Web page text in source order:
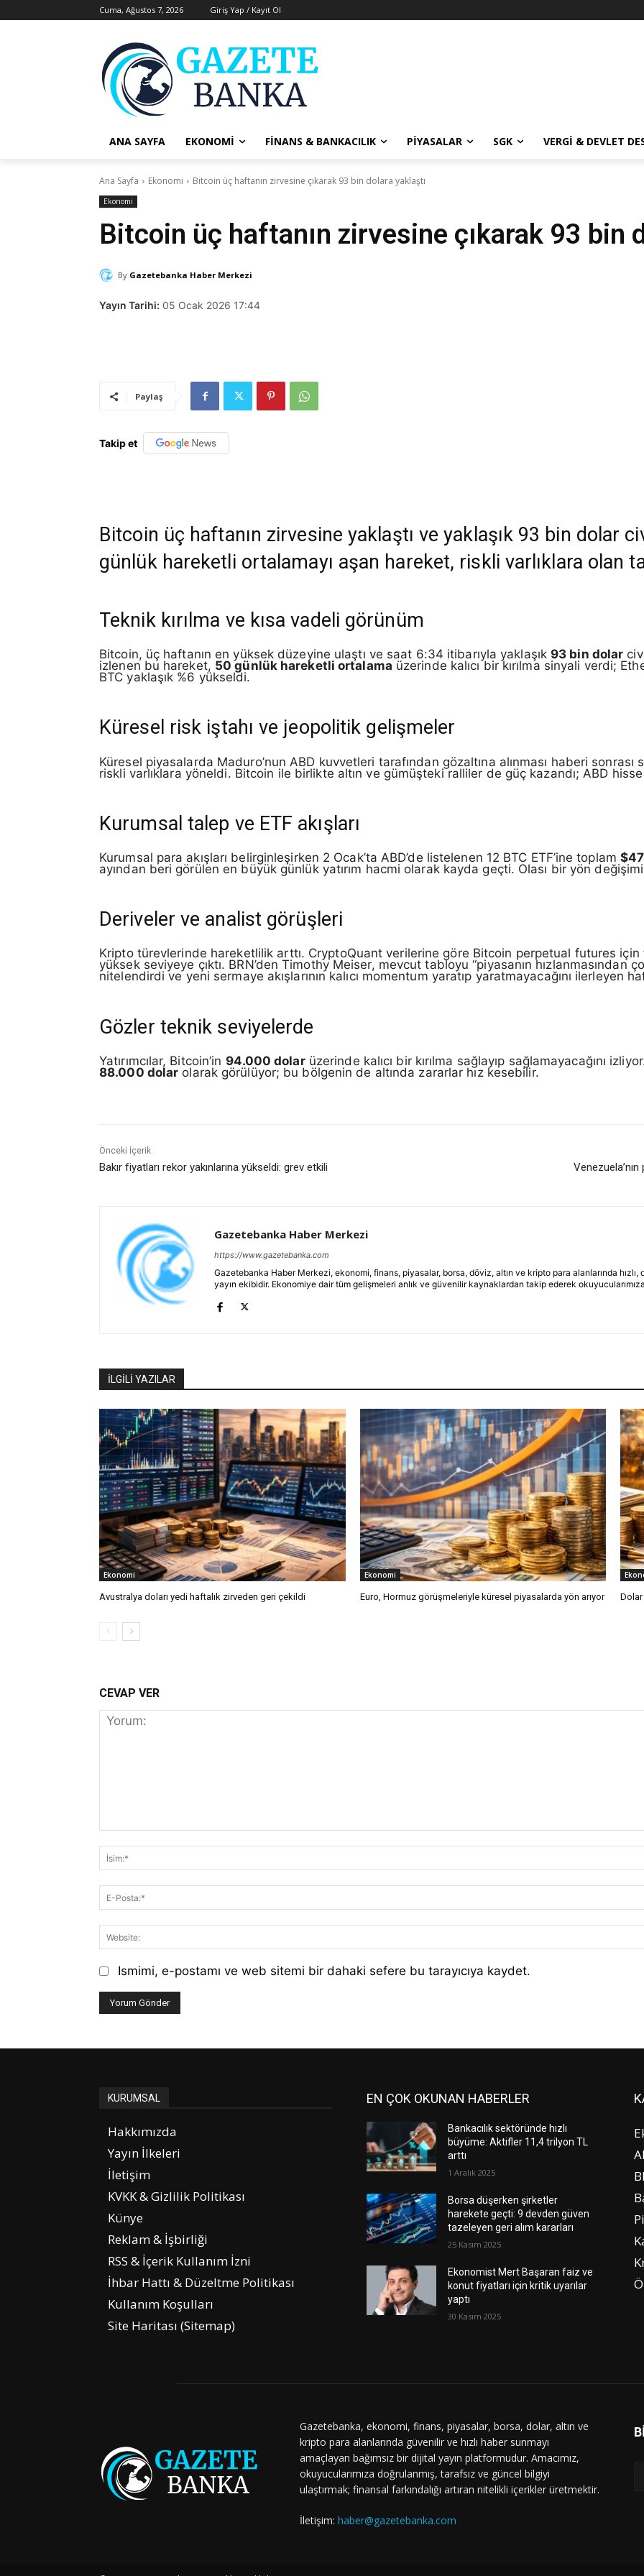
Cuma, Ağustos 7, 2026 Giriş Yap / Kayıt Ol
ANA SAYFA EKONOMI FINANS & BANKACILIK PIYASALAR SGK VERGI & DEVLET
Ana Sayfa Ekonomi Bitcoin üç haftanın zirvesine çıkarak 93 bin dolara yaklaştı
Ekonomi
Bitcoin üç haftanın zirvesine çıkarak 93 bin
By Gazetebanka Haber Merkezi
Yayın Tarihi: 05 Ocak 2026 17:44
Paylaş
Takip et
Bitcoin üç haftanın zirvesine yaklaştı ve yaklaşık 93 bin dolar
günlük hareketli ortalamayı aşan hareket, riskli varlıklara olan
Teknik kırılma ve kısa vadeli görünüm
Bitcoin, üç haftanın en yüksek düzeyine ulaştı ve saat 6:34 itibarıyla yaklaşık 93 bin dolar
izlenen bu hareket, 50 günlük hareketli ortalama üzerinde kalıcı bir kırılma sinyali verdi;
BTC yaklaşık %6 yükseldi.
Küresel risk iştahı ve jeopolitik gelişmeler
Küresel piyasalarda Maduro’nun ABD kuvvetleri tarafından gözaltına alınması haberi sonrası
riskli varlıklara yöneldi. Bitcoin ile birlikte altın ve gümüşteki ralliler de güç kazandı; ABD
Kurumsal talep ve ETF akışları
Kurumsal para akışları belirginleşirken 2 Ocak’ta ABD’de listelenen 12 BTC ETF’ine toplam
ayından beri görülen en büyük günlük yatırım hacmi olarak kayda geçti. Olası bir yön
Deriveler ve analist görüşleri
Kripto türevlerinde hareketlilik arttı. CryptoQuant verilerine göre Bitcoin perpetual futures için
yüksek seviyeye çıktı. BRN’den Timothy Meiser, mevcut tabloyu “piyasanın hızlanmasından
nitelendirdi ve yeni sermaye akışlarının kalıcı momentum yaratıp yaratmayacağını ilerleyen
Gözler teknik seviyelerde
Yatırımcılar, Bitcoin’in 94.000 dolarüzerinde kalıcı bir kırılma sağlayıp sağlamayacağını
88.000 dolar olarak görülüyor; bu bölgenin de altında zararlar hız kesebilir.
Önceki İçerik
Bakır fiyatları rekor yakınlarına yükseldi: grev etkili
Gazetebanka Haber Merkezi
https://www.gazetebanka.com
Gazetebanka Haber Merkezi, ekonomi, finans, piyasalar, borsa, döviz, altın ve kripto para alanlarında hızlı,
yayın ekibidir. Ekonomiye dair tüm gelişmeleri anlık ve güvenilir kaynaklardan takip ederek
İLGİLİ YAZILAR
Ekonomi
Avustralya doları yedi haftalık zirveden geri çekildi
Ekonomi
Euro, Hormuz görüşmeleriyle küresel piyasalarda yön arıyor
CEVAP VER
Ismimi, e-postamı ve web sitemi bir dahaki sefere bu tarayıcıya kaydet.
KURUMSAL
Hakkımızda
Yayın İlkeleri
İletişim
KVKK & Gizlilik Politikası
Künye
Reklam & İşbirliği
RSS & İçerik Kullanım İzni
İhbar Hattı & Düzeltme Politikası
Kullanım Koşulları
Site Haritası (Sitemap)
EN ÇOK OKUNAN HABERLER
Bankacılık sektöründe hızlı
büyüme: Aktifler 11,4 trilyon TL
arttı
1 Aralık 2025
Borsa düşerken şirketler
harekete geçti: 9 devden güven
tazeleyen geri alım kararları
25 Kasım 2025
Ekonomist Mert Başaran faiz ve
konut fiyatları için kritik uyarılar
yaptı
30 Kasım 2025
Gazetebanka, ekonomi, finans, piyasalar, borsa, dolar, altın ve
kripto para alanlarında güvenilir ve hızlı haber sunmayı
amaçlayan bağımsız bir dijital yayın platformudur. Amacımız,
okuyucularımıza doğrulanmış, tarafsız ve güncel bilgiyi
ulaştırmak; finansal farkındalığı artıran nitelikli içerikler üretmektir.
İletişim: haber@gazetebanka.com